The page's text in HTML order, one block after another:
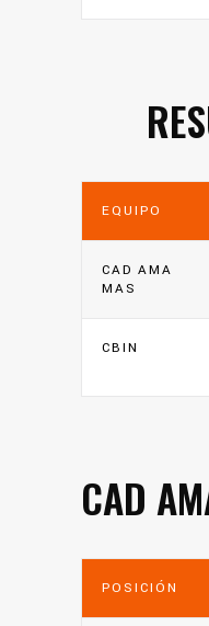
EQUIPO
CAD AMA
MAS
CBIN
CAD
POSICIÓN